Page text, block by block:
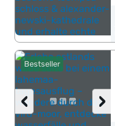
Bestseller
›
‹